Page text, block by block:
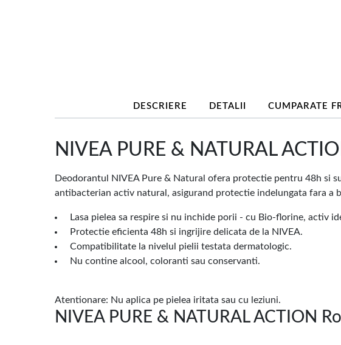
DESCRIERE DETALII CUMPARATE
NIVEA PURE & NATURAL
Deodorantul NIVEA Pure & Natural ofera protectie pentru 48h si
antibacterian activ natural, asigurand protectie indelungata fara a
Lasa pielea sa respire si nu inchide porii - cu Bio-florine, activ
Protectie eficienta 48h si ingrijire delicata de la NIVEA.
Compatibilitate la nivelul pielii testata dermatologic.
Nu contine alcool, coloranti sau conservanti.
Atentionare: Nu aplica pe pielea iritata sau cu leziuni.
NIVEA PURE & NATURAL ACTION